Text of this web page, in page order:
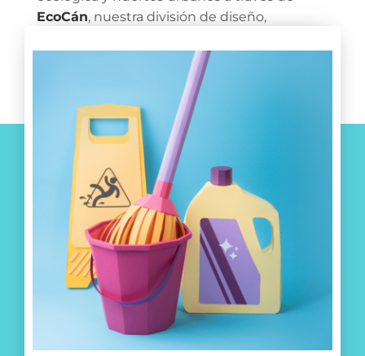
EcoCán, nuestra división de diseño,